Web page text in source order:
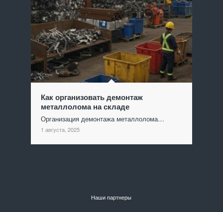
Как организовать демонтаж
металлолома на складе
Организация демонтажа металлолома…
1 августа, 2025
Наши партнеры